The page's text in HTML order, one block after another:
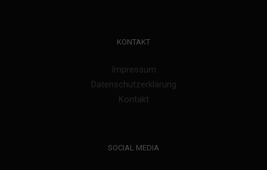
KONTAKT
Impressum
Datenschutzerklärung
Kontakt
SOCIAL MEDIA